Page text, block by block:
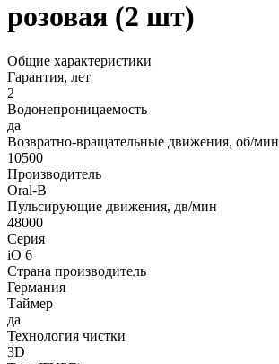
розовая (2 шт)
Общие характеристики
Гарантия, лет
2
Водонепроницаемость
да
Возвратно-вращательные движения, об/мин
10500
Производитель
Oral-B
Пульсирующие движения, дв/мин
48000
Серия
iO 6
Страна производитель
Германия
Таймер
да
Технология чистки
3D